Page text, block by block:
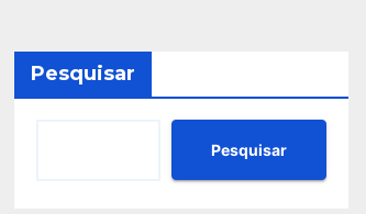
Pesquisar
Pesquisar